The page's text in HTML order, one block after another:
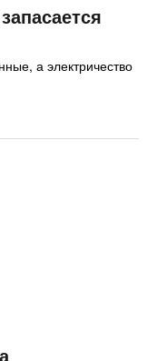
а электричество